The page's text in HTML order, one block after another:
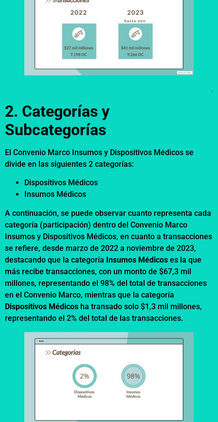
.
2. Categorías y
Subcategorías
El Convenio Marco Insumos y Dispositivos Médicos se
divide en las siguientes 2 categorías:
Dispositivos Médicos
Insumos Médicos
A continuación, se puede observar cuanto representa cada
categoría (participación) dentro del Convenio Marco
Insumos y Dispositivos Médicos, en cuanto a transacciones
se refiere, desde marzo de 2022 a noviembre de 2023,
destacando que la categoría Insumos Médicos es la que
más recibe transacciones, con un monto de $67,3 mil
millones, representando el 98% del total de transacciones
en el Convenio Marco, mientras que la categoría
Dispositivos Médicos ha transado solo $1,3 mil millones,
representando el 2% del total de las transacciones.